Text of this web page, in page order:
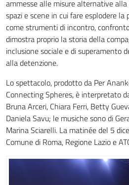
ammesse alle misure alternative
spazi e scene in cui fare esplodere
come strumenti di incontro,
dimostra proprio la storia della
inclusione sociale e di superamento
alla detenzione.
Lo spettacolo, prodotto da Per
Connecting Spheres, è interpretato
Bruna Arceri, Chiara Ferri, Betty
Daniela Savu; le musiche sono di
Marina Sciarelli. La matinée del 5
Comune di Roma, Regione Lazio e